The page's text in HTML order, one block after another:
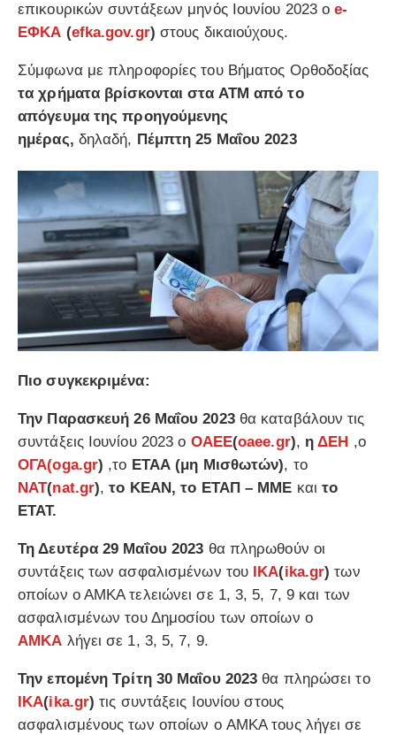
επικουρικών συντάξεων μηνός Ιουνίου 2023 οe-
ΕΦΚΑ (efka.gov.gr) στους δικαιούχους.
Σύμφωνα με πληροφορίες του Βήματος Ορθοδοξίας
τα χρήματα βρίσκονται στα ΑΤΜ από το
απόγευμα της προηγούμενης
ημέρας, δηλαδή, Πέμπτη 25 Μαΐου 2023
Πιο συγκεκριμένα:
Την Παρασκευή 26 Μαΐου 2023θα καταβάλουν τις
συντάξεις Ιουνίου 2023 ο ΟΑΕΕ(oaee.gr), ηΔΕΗ ,ο
ΟΓΑ(oga.gr) ,το ΕΤΑΑ (μη Μισθωτών), το
ΝΑΤ(nat.gr),το ΚΕΑΝ, το ΕΤΑΠ – ΜΜΕ καιτο
ΕΤΑΤ.
Τη Δευτέρα 29 Μαΐου 2023 θα πληρωθούν οι
συντάξεις των ασφαλισμένων του
ΙΚΑ(ika.gr)των
οποίων ο ΑΜΚΑ τελειώνει σε 1, 3, 5, 7, 9 και των
ασφαλισμένων του Δημοσίου των οποίων ο
ΑΜΚΑ λήγει σε 1, 3, 5, 7, 9.
Την επομένη Τρίτη 30 Μαΐου 2023 θα πληρώσει το
ΙΚΑ(ika.gr) τις συντάξεις Ιουνίου στους
ασφαλισμένους των οποίων ο ΑΜΚΑ τους λήγει σε